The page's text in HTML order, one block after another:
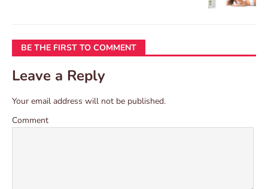
BE THE FIRST TO COMMENT
Leave a Reply
Your email address will not be published.
Comment